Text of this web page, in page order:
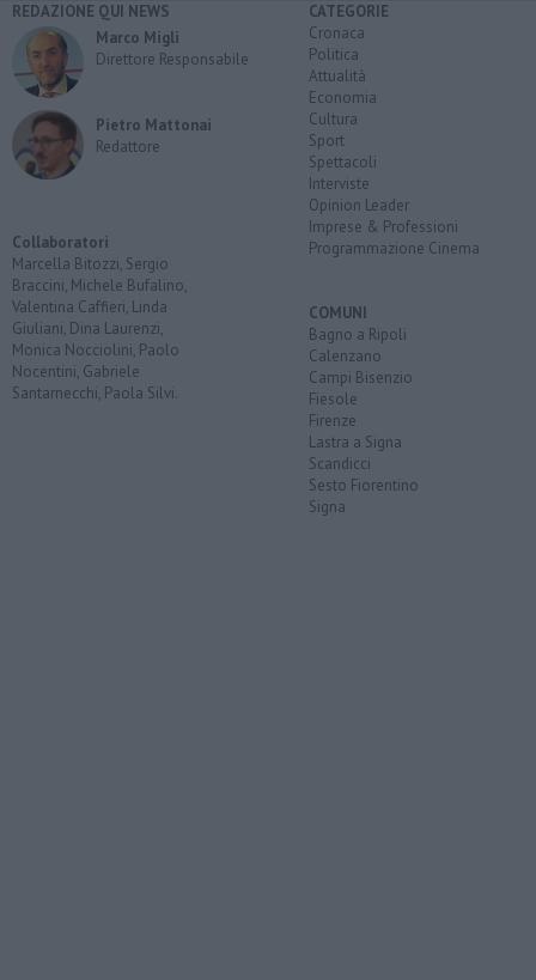
REDAZIONE QUI NEWS
Marco Migli
Direttore Responsabile
Pietro Mattonai
Redattore
Collaboratori
Marcella Bitozzi, Sergio
Braccini, Michele Bufalino,
Valentina Caffieri, Linda
Giuliani, Dina Laurenzi,
Monica Nocciolini, Paolo
Nocentini, Gabriele
Santarnecchi, Paola Silvi.
CATEGORIE
Cronaca
Politica
Attualità
Economia
Cultura
Sport
Spettacoli
Interviste
Opinion Leader
Imprese & Professioni
Programmazione Cinema
COMUNI
Bagno a Ripoli
Calenzano
Campi Bisenzio
Fiesole
Firenze
Lastra a Signa
Scandicci
Sesto Fiorentino
Signa